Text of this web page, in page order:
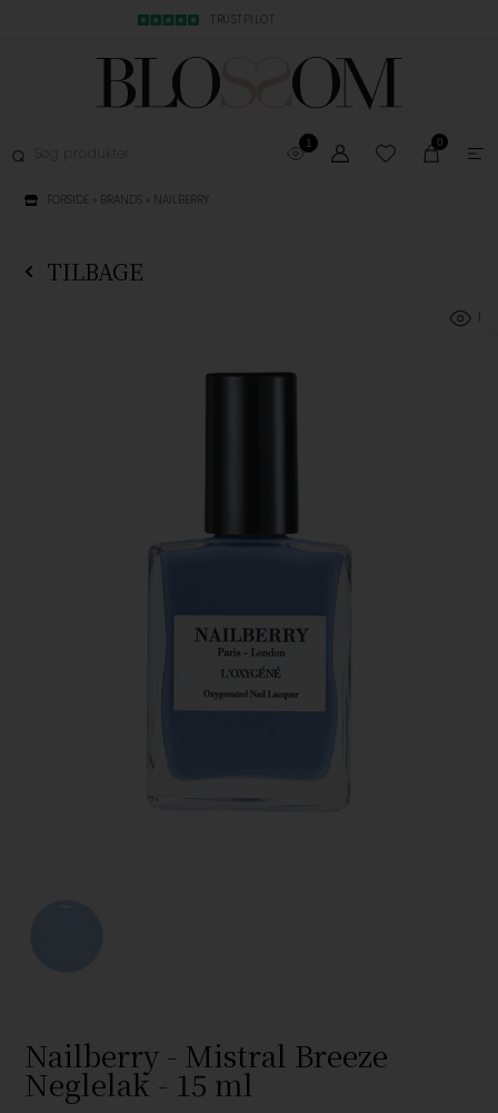
TRUSTPILOT
1 0
FORSIDE » BRANDS » NAILBERRY
TILBAGE
Nailberry - Mistral Breeze
Neglelak - 15 ml
1